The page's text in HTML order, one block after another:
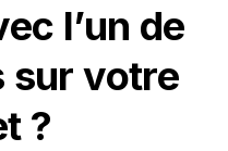
l’un de
sur votre
?